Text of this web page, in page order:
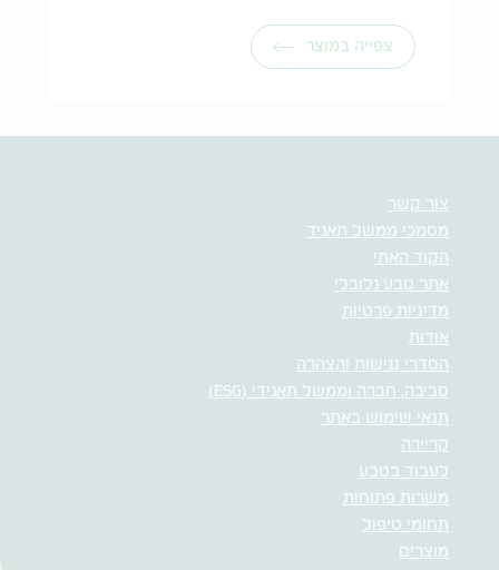
צפייה במוצר
צור קשר
מסמכי ממשל תאגיד
הקוד האתי
אתר טבע גלובלי
מדיניות פרטיות
אודות
הסדרי נגישות והצהרה
סביבה, חברה וממשל תאגידי (ESG)
תנאי שימוש באתר
קריירה
לעבוד בטבע
משרות פתוחות
תחומי טיפול
מוצרים